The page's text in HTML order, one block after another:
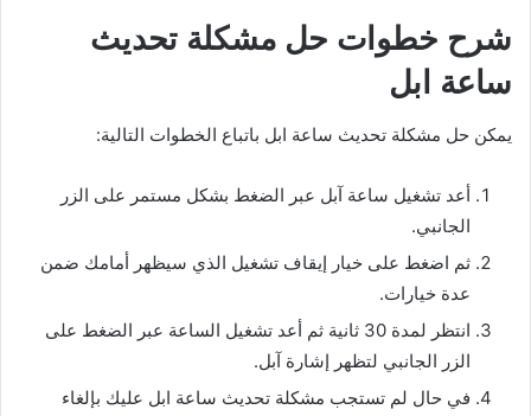
شرح خطوات حل مشكلة تحديث
ساعة ابل
يمكن حل مشكلة تحديث ساعة ابل باتباع الخطوات التالية:
أعد تشغيل ساعة آبل عبر الضغط بشكل مستمر على الزر
الجانبي.
ثم اضغط على خيار إيقاف تشغيل الذي سيظهر أمامك ضمن
عدة خيارات.
انتظر لمدة 30 ثانية ثم أعد تشغيل الساعة عبر الضغط على
الزر الجانبي لتظهر إشارة آبل.
في حال لم تستجب مشكلة تحديث ساعة ابل عليك بإلغاء